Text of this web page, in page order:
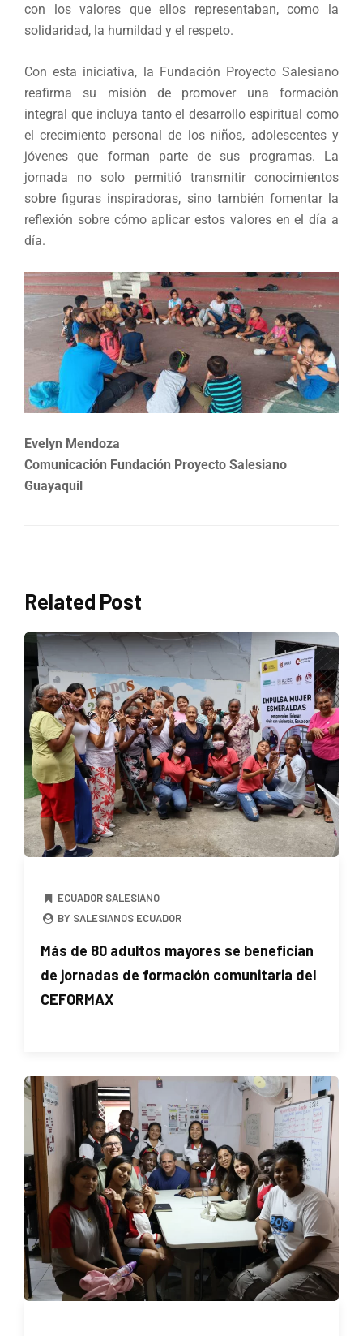
con los valores que ellos representaban, como la
solidaridad, la humildad y el respeto.
Con esta iniciativa, la Fundación Proyecto Salesiano
reafirma su misión de promover una formación
integral que incluya tanto el desarrollo espiritual como
el crecimiento personal de los niños, adolescentes y
jóvenes que forman parte de sus programas. La
jornada no solo permitió transmitir conocimientos
sobre figuras inspiradoras, sino también fomentar la
reflexión sobre cómo aplicar estos valores en el día a
día.
Evelyn Mendoza
Comunicación Fundación Proyecto Salesiano
Guayaquil
Related Post
ECUADOR SALESIANO
BY SALESIANOS ECUADOR
Más de 80 adultos mayores se benefician
de jornadas de formación comunitaria del
CEFORMAX